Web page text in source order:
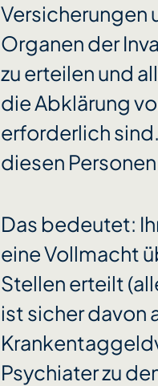
Versicherungen
Organen der
zu erteilen und
die Abklärung
erforderlich
diesen
Das bedeutet:
eine Vollmacht
Stellen erteilt
ist sicher davon
Psychiater zu